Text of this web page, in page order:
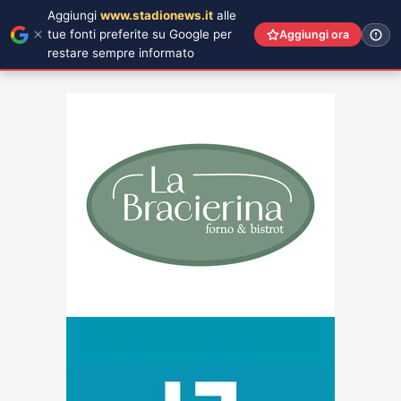
Aggiungi www.stadionews.it alle
tue fonti preferite su Google per
restare sempre informato
Aggiungi ora